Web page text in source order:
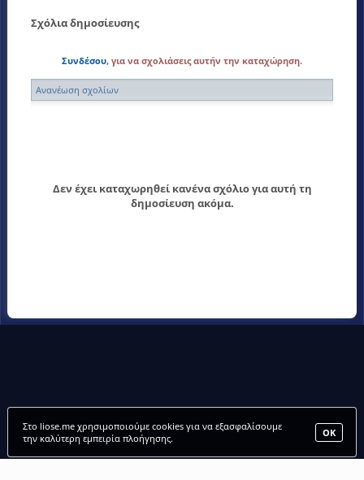
Σχόλια δημοσίευσης
Συνδέσου, για να σχολιάσεις αυτήν την καταχώρηση.
Ανανέωση σχολίων
Δεν έχει καταχωρηθεί κανένα σχόλιο για αυτή τη
δημοσίευση ακόμα.
ΟΚ
Στο liose.me χρησιμοποιούμε cookies για να εξασφαλίσουμε
την καλύτερη εμπειρία πλοήγησης.